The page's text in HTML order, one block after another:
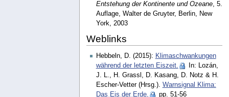
Entstehung der Kontinente und Ozeane, 5.
Auflage, Walter de Gruyter, Berlin, New
York, 2003
Weblinks
Hebbeln, D. (2015): Klimaschwankungen
während der letzten Eiszeit.
In: Lozán,
J. L., H. Grassl, D. Kasang, D. Notz & H.
Escher-Vetter (Hrsg.). Warnsignal Klima:
Das Eis der Erde.
pp. 51-56